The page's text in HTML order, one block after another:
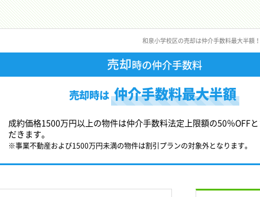
和泉小学校区の売却は仲介手数料最大半額
売却時の仲介手数料
売却時は 仲介手数料最大半額
成約価格1500万円以上の物件は仲介手数料法定上限額の50％OFF
だきます。
※事業不動産および1500万円未満の物件は割引プランの対象外となります。